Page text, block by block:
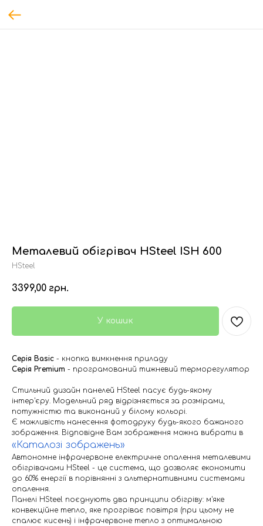
Металевий обігрівач HSteel ISH 600
HSteel
3399,00 грн.
У кошик
Серія Basic - кнопка вимкнення приладу
Серія Premium - програмований тижневий терморегулятор
Стильний дизайн панелей HSteel пасує будь-якому
інтер'єру. Модельний ряд відрізняється за розмірами,
потужністю та виконаний у білому кольорі.
Є можливість нанесення фотодруку будь-якого бажаного
зображення. Відповідне Вам зображення можна вибрати в
«Каталозі зображень»
Автономне інфрачервоне електричне опалення металевими
обігрівачами HSteel - це система, що дозволяє економити
до 60% енергії в порівнянні з альтернативними системами
опалення.
Панелі HSteel поєднують два принципи обігріву: м'яке
конвекційне тепло, яке прогріває повітря (при цьому не
спалює кисень) і інфрачервоне тепло з оптимальною